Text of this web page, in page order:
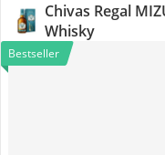
Chivas Regal
Whisky
Bestseller